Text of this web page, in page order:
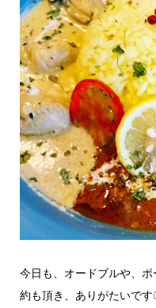
今日も、オードブルや、
約も頂き、ありがたいです